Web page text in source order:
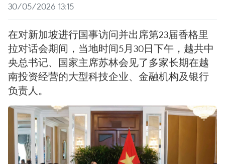
30/05/2026 13:15
在对新加坡进行国事访问并出席第23届香格里
拉对话会期间，当地时间5月30日下午，越共中
央总书记、国家主席苏林会见了多家长期在越
南投资经营的大型科技企业、金融机构及银行
负责人。